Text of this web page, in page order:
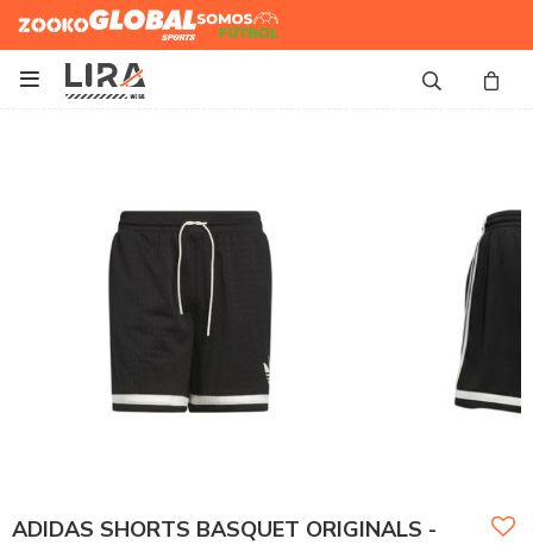
Zooko Global Sports
Somos
Futbol

ADIDAS SHORTS BASQUET ORIGINALS -